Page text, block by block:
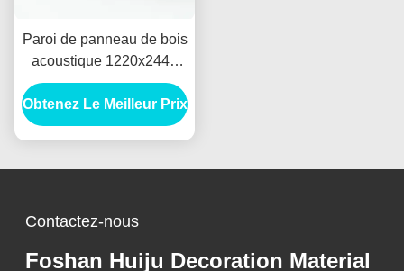
Paroi de panneau de bois
acoustique 1220x2440
mm MDF noir en fibre de
polyester
Obtenez Le Meilleur Prix
Contactez-nous
Foshan Huiju Decoration Material